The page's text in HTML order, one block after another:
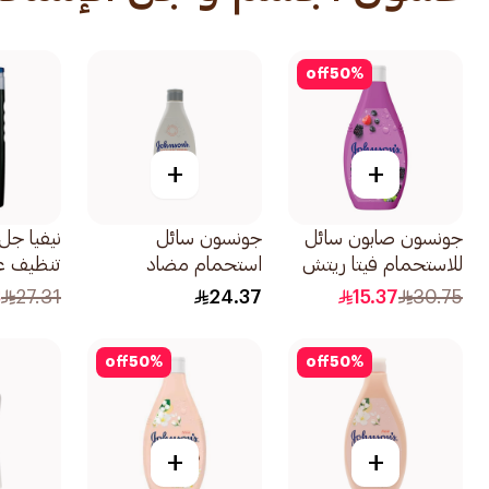
50%
off
+
جونسون صابون سائل
للاستحمام فيتا ريتش
بنكهة التوت 400مل
30.75
15.37
+
جونسون سائل
استحمام مضاد
للبكتيريا بزهر اللوز
24.37
نيفيا
تنظيف
27.31
50%
off
+
50%
off
+